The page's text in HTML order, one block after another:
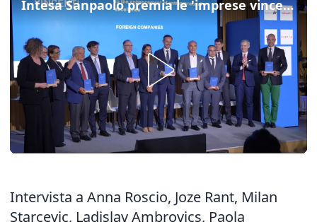
Intesa Sanpaolo premia le 'imprese vincenti' estere
Intervista a Anna Roscio, Joze Rant, Milan
Starcevic, Ladislav Ambrovics, Paola